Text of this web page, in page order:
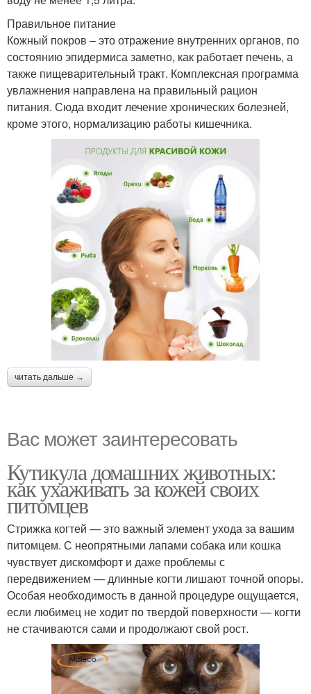
Правильное питание
Кожный покров – это отражение внутренних органов, по
состоянию эпидермиса заметно, как работает печень, а
также пищеварительный тракт. Комплексная программа
увлажнения направлена на правильный рацион
питания. Сюда входит лечение хронических болезней,
кроме этого, нормализацию работы кишечника.
читать дальше →
Вас может заинтересовать
Кутикула домашних животных:
как ухаживать за кожей своих
питомцев
Стрижка когтей — это важный элемент ухода за вашим
питомцем. С неопрятными лапами собака или кошка
чувствует дискомфорт и даже проблемы с
передвижением — длинные когти лишают точной опоры.
Особая необходимость в данной процедуре ощущается,
если любимец не ходит по твердой поверхности — когти
не стачиваются сами и продолжают свой рост.